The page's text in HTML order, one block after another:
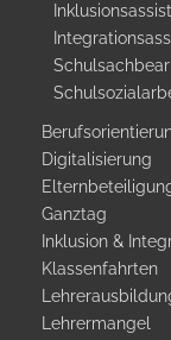
Digitalisierung
Ganztag
Inklusion &
Klassenfahrten
Lehrermangel